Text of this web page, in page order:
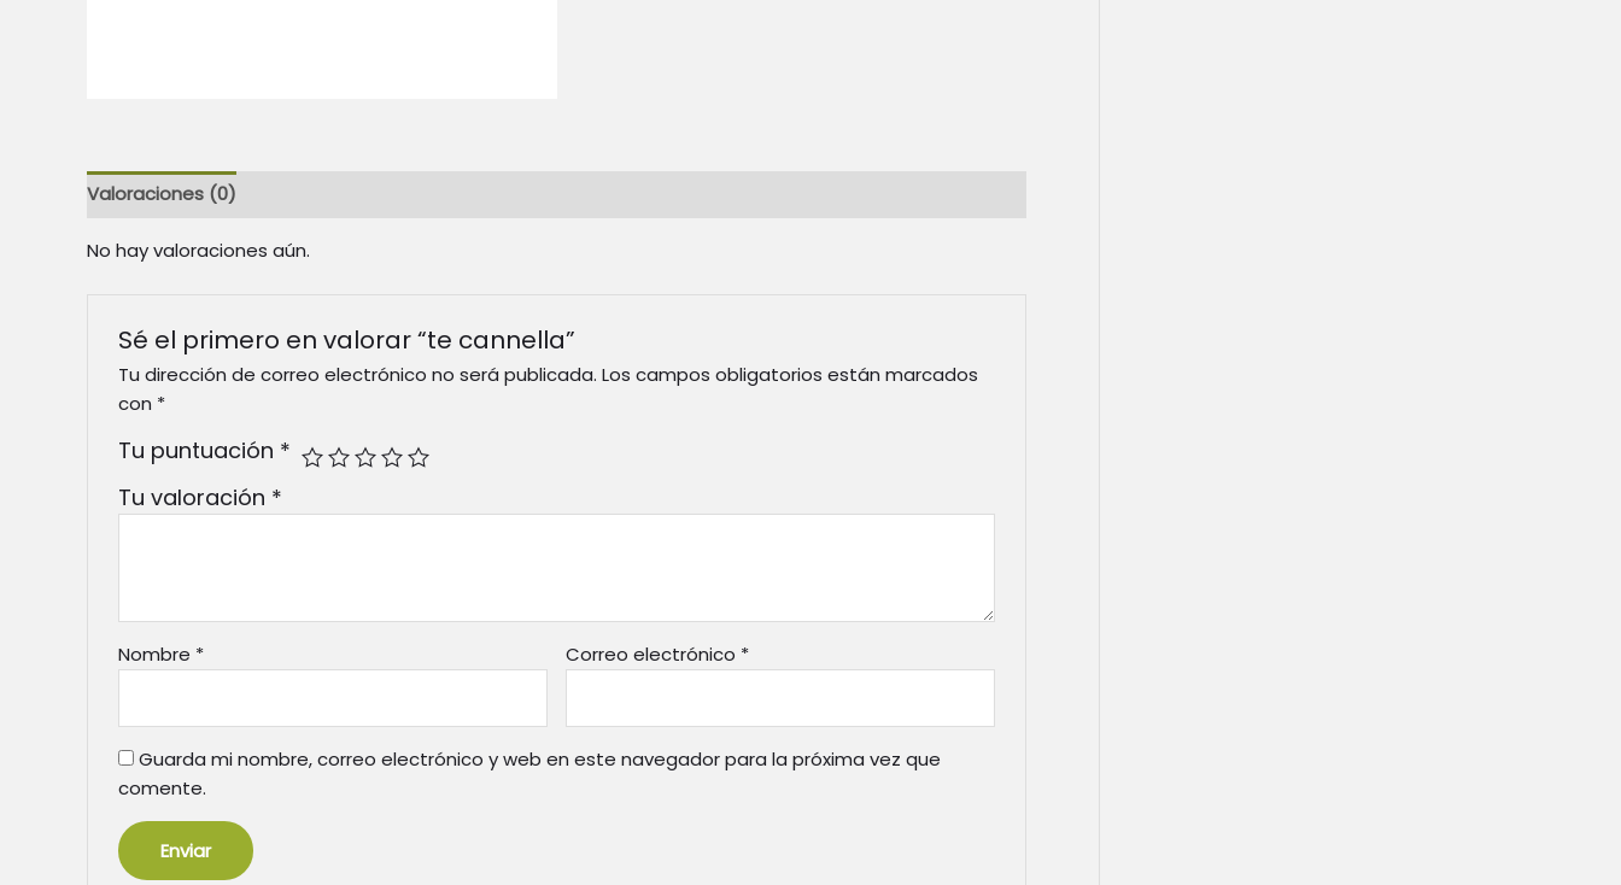
Valoraciones (0)
No hay valoraciones aún.
Sé el primero en valorar “te cannella”
Tu dirección de correo electrónico no será publicada. Los campos obligatorios están marcados
con *
Tu puntuación *
Tu valoración *
Nombre * Correo electrónico *
Guarda mi nombre, correo electrónico y web en este navegador para la próxima vez que
comente.